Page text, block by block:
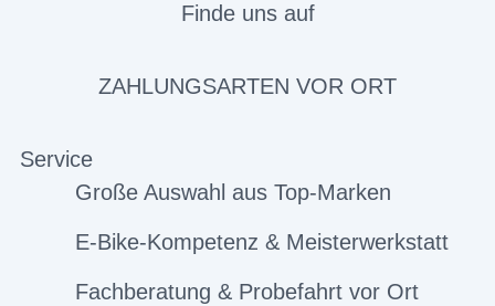
Finde uns auf
ZAHLUNGSARTEN VOR ORT
Service
Große Auswahl aus Top-Marken
E-Bike-Kompetenz & Meisterwerkstatt
Fachberatung & Probefahrt vor Ort